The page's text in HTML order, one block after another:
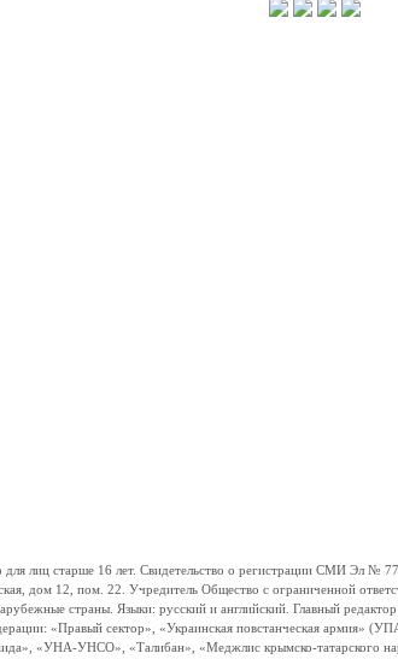
старше 16 лет. Свидетельство о регистрации СМИ Эл №
дом 12, пом. 22. Учредитель Общество с ограниченной
страны. Языки: русский и английский. Главный
«Правый сектор», «Украинская повстанческая
«УНА-УНСО», «Талибан», «Меджлис крымско-татарского